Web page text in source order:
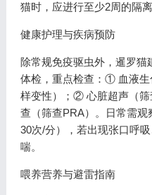
猫时，应进行至少2周的隔离
健康护理与疾病预防
除常规免疫驱虫外，暹罗
体检，重点检查：① 血液
样变性）；② 心脏超声（
查（筛查PRA）。日常需
30次/分），若出现张口呼
喘。
喂养营养与避雷指南